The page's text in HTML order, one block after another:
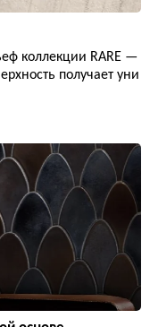
коллекции RARE —
получает уни